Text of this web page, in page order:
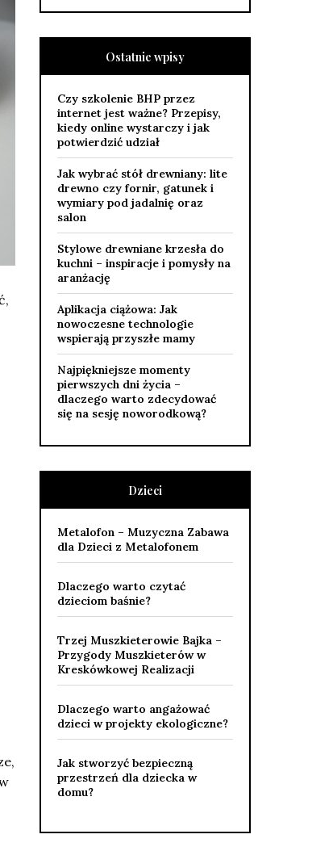
Ostatnie wpisy
Czy szkolenie BHP przez
internet jest ważne? Przepisy,
kiedy online wystarczy i jak
potwierdzić udział
Jak wybrać stół drewniany: lite
drewno czy fornir, gatunek i
wymiary pod jadalnię oraz
salon
Stylowe drewniane krzesła do
kuchni – inspiracje i pomysły na
aranżację
Aplikacja ciążowa: Jak
nowoczesne technologie
wspierają przyszłe mamy
Najpiękniejsze momenty
pierwszych dni życia –
dlaczego warto zdecydować
się na sesję noworodkową?
Dzieci
Metalofon – Muzyczna Zabawa
dla Dzieci z Metalofonem
Dlaczego warto czytać
dzieciom baśnie?
Trzej Muszkieterowie Bajka –
Przygody Muszkieterów w
Kreskówkowej Realizacji
Dlaczego warto angażować
dzieci w projekty ekologiczne?
Jak stworzyć bezpieczną
przestrzeń dla dziecka w
domu?